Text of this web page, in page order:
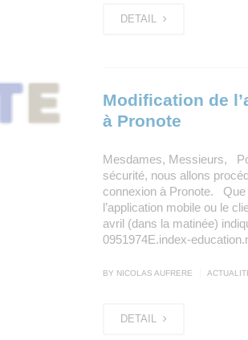
DETAIL
Modification de
à Pronote
Mesdames, Messieurs,
sécurité, nous allons
connexion à Pronote. Que
l’application mobile ou le
avril (dans la matinée)
0951974E.index-
BY NICOLAS AUFRERE
DETAIL